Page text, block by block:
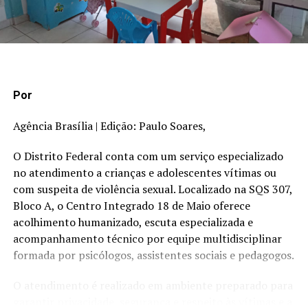
pela Fundação de Amparo ao Trabalhador Preso, órgão
vinculado à Sejus. Por meio do projeto, a Funap
disponibiliza às empresas a mão de obra dos
funcionário são assumidos pela Fundação. Isso permite
investem no futuro dos reeducandos.
“O programa é uma
oportunidade dada pelo
governo para que as
pessoas que estão em
conflito com a lei possam
Por
Agência Brasília | Edição: Paulo Soares,
O Distrito Federal conta com um serviço especializado
no atendimento a crianças e adolescentes vítimas ou
com suspeita de violência sexual. Localizado na SQS 307,
Bloco A, o Centro Integrado 18 de Maio oferece
acolhimento humanizado, escuta especializada e
acompanhamento técnico por equipe multidisciplinar
formada por psicólogos, assistentes sociais e pedagogos.